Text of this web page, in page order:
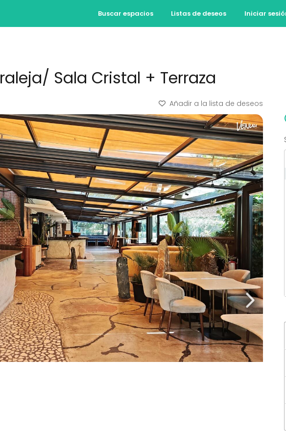
Buscar espacios Listas de deseos Iniciar
Sala Cristal + Terraza
Añadir a la lista de deseos